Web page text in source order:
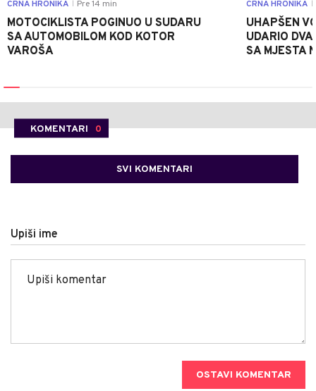
CRNA HRONIKA Pre 14 min
MOTOCIKLISTA POGINUO U SUDARU
SA AUTOMOBILOM KOD KOTOR
VAROŠA
CRNA HRONIKA
UHAPŠEN
UDARIO
SA MJESTA
KOMENTARI 0
SVI KOMENTARI
Upiši ime
OSTAVI KOMENTAR